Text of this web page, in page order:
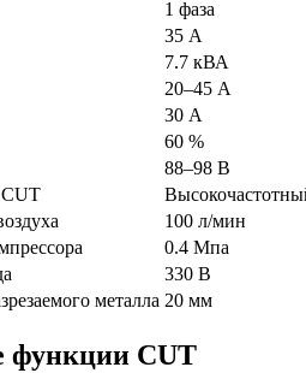
1 фаза
35 А
7.7 кВА
20–45 А
30 А
60 %
88–98 В
CUT
100 л/мин
0.4 Мпа
330 В
металла 20 мм
функции CUT